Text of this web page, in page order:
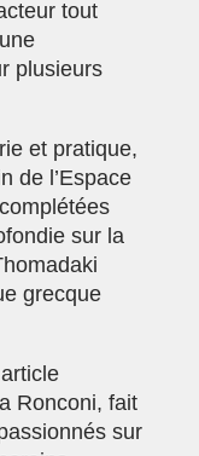
tout
plusieurs
et pratique,
de l’Espace
sur la
grecque
Ronconi, fait
sur